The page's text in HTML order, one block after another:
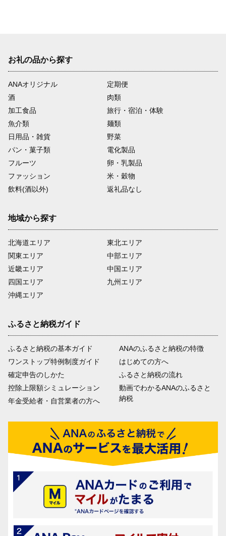
お礼の品から探す
ANAオリジナル
定期便
酒
肉類
加工食品
旅行・宿泊・体験
魚介類
麺類
日用品・雑貨
野菜
パン・菓子類
電化製品
フルーツ
卵・乳製品
ファッション
米・穀物
飲料(酒以外)
返礼品なし
地域から探す
北海道エリア
関東エリア
近畿エリア
四国エリア
沖縄エリア
東北エリア
中部エリア
中国エリア
九州エリア
ふるさと納税ガイド
ふるさと納税の基本ガイド
ワンストップ特例制度ガイド
確定申告のしかた
控除上限額シミュレーション
年金受給者・自営業者の方へ
ANAのふるさと納税の特徴
はじめての方へ
ふるさと納税の流れ
動画でわかるANAのふるさと
納税